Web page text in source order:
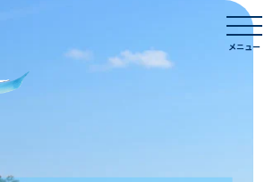
メニュー